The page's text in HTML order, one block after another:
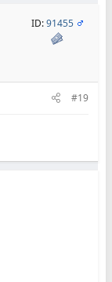
ID:91455
#19